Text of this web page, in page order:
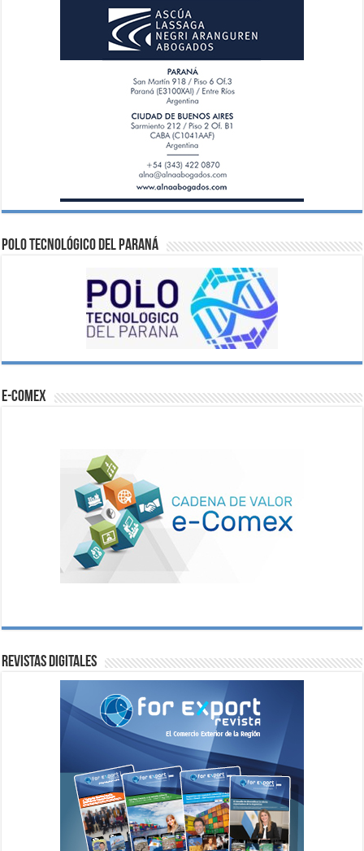
Polo Tecnológico del Paraná
e-comex
Revistas digitales